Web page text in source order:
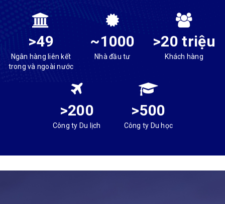
>49
Ngân hàng liên kết
trong và ngoài nước
~1000
Nhà đầu tư
>20 triệu
Khách hàng
>200
Công ty Du lịch
>500
Công ty Du học